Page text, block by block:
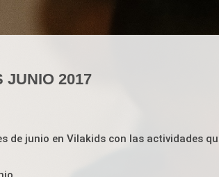
JUNIO 2017
de junio en Vilakids con las actividades